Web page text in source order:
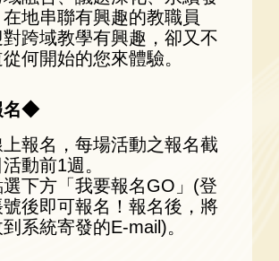
在地串聯有興趣的教職員
跨域教學有興趣，卻又不
何開始的您來體驗。
名◆
報名，每場活動之報名截
動前1週。
下方「我要報名GO」(登
號後即可報名！報名後，將
系統寄發的E-mail)。